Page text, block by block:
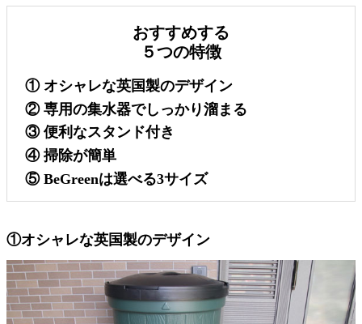
おすすめする
５つの特徴
① オシャレな英国製のデザイン
② 専用の集水器でしっかり溜まる
③ 便利なスタンド付き
④ 掃除が簡単
⑤ BeGreenは選べる3サイズ
①オシャレな英国製のデザイン